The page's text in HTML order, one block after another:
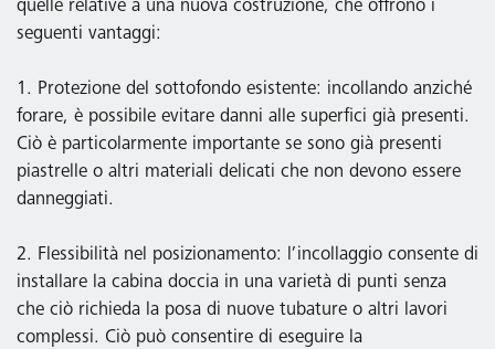
quelle relative a una nuova costruzione, che offrono i
seguenti vantaggi:
1. Protezione del sottofondo esistente: incollando anziché
forare, è possibile evitare danni alle superfici già presenti.
Ciò è particolarmente importante se sono già presenti
piastrelle o altri materiali delicati che non devono essere
danneggiati.
2. Flessibilità nel posizionamento: l’incollaggio consente di
installare la cabina doccia in una varietà di punti senza
che ciò richieda la posa di nuove tubature o altri lavori
complessi. Ciò può consentire di eseguire la